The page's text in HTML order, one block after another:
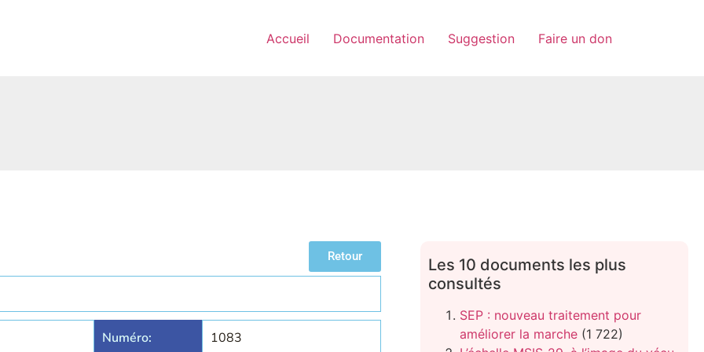
Accueil Documentation Suggestion Faire un don
Retour
Numéro: 1083
Les 10 documents les plus
consultés
SEP : nouveau traitement pour
améliorer la marche (1 722)